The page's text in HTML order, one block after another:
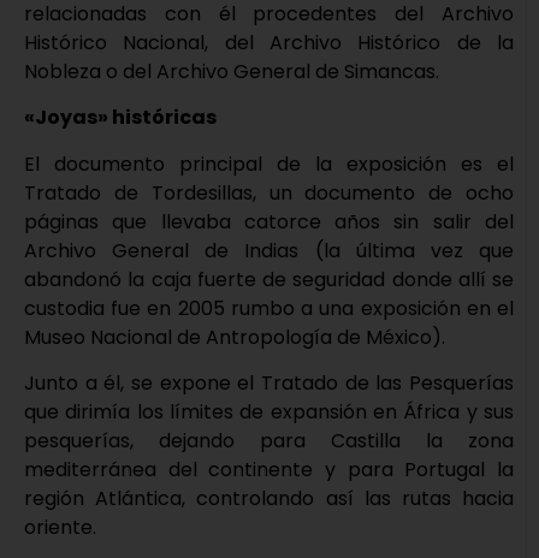
relacionadas con él procedentes del Archivo
Histórico Nacional, del Archivo Histórico de la
Nobleza o del Archivo General de Simancas.
«Joyas» históricas
El documento principal de la exposición es el
Tratado de Tordesillas, un documento de ocho
páginas que llevaba catorce años sin salir del
Archivo General de Indias (la última vez que
abandonó la caja fuerte de seguridad donde allí se
custodia fue en 2005 rumbo a una exposición en el
Museo Nacional de Antropología de México).
Junto a él, se expone el Tratado de las Pesquerías
que dirimía los límites de expansión en África y sus
pesquerías, dejando para Castilla la zona
mediterránea del continente y para Portugal la
región Atlántica, controlando así las rutas hacia
oriente.